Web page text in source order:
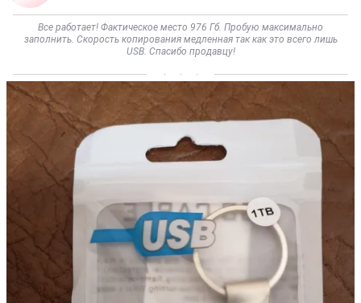
Все работает! Фактическое место 976 Гб. Пробую максимально
заполнить. Скорость копирования медленная так как это всего лишь
USB. Спасибо продавцу!